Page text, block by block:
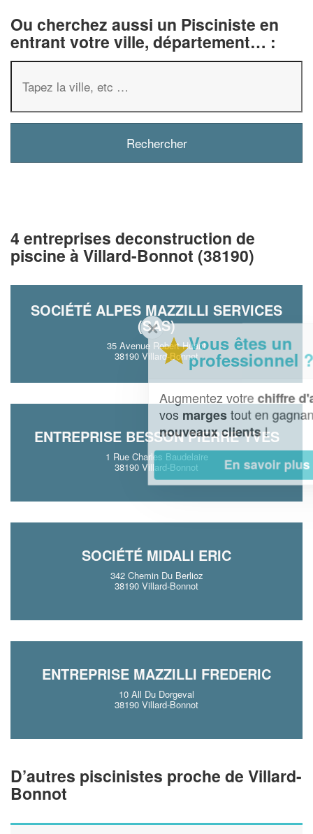
Ou cherchez aussi un Pisciniste en
entrant votre ville, département… :
4 entreprises deconstruction de
piscine à Villard-Bonnot (38190)
SOCIÉTÉ ALPES MAZZILLI SERVICES
(SAS)
35 Avenue Robert Huant
38190 Villard-Bonnot
ENTREPRISE BESSON PIERRE YVES
1 Rue Charles Baudelaire
38190 Villard-Bonnot
SOCIÉTÉ MIDALI ERIC
342 Chemin Du Berlioz
38190 Villard-Bonnot
ENTREPRISE MAZZILLI FREDERIC
10 All Du Dorgeval
38190 Villard-Bonnot
D’autres piscinistes proche de Villard-
Bonnot
Vous êtes un
professionnel ?
Augmentez votrechiffre d'affaireset
tout en gagnant de
nouveaux clients!
En savoir plus